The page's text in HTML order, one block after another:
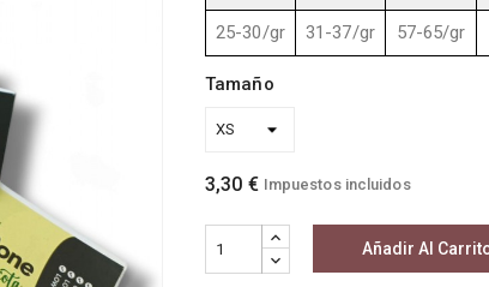
25-30/gr 31-37/gr 57-65/gr
Tamaño
3,30 € Impuestos incluidos
Añadir Al